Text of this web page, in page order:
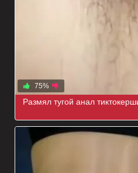
75%
Размял тугой анал